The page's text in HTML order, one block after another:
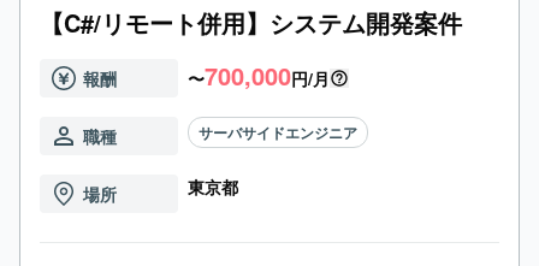
【C#/リモート併用】システム開発案件
報酬 〜700,000円/月
職種 サーバサイドエンジニア
場所 東京都